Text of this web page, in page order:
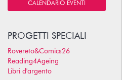
CALENDARIO EVENTI
PROGETTI SPECIALI
Rovereto&Comics26
Reading4Ageing
Libri d'argento